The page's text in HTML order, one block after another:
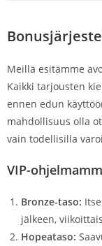
Meillä esitämme
Kaikki tarjousten
ennen edun
mahdollisuus olla
vain todellisilla
VIP-
Bronze-taso:
jälkeen,
Hopeataso: